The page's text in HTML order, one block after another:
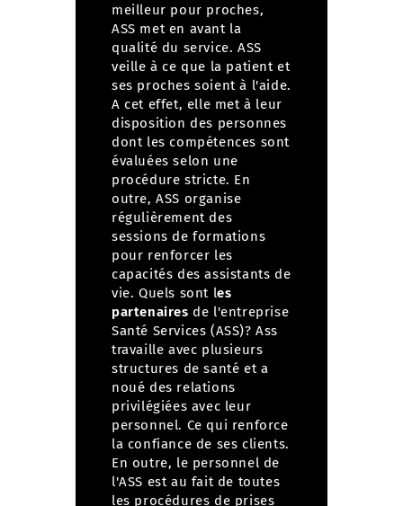
meilleur pour proches,
ASS met en avant la
qualité du service. ASS
veille à ce que la patient et
ses proches soient à l'aide.
A cet effet, elle met à leur
disposition des personnes
dont les compétences sont
évaluées selon une
procédure stricte. En
outre, ASS organise
régulièrement des
sessions de formations
pour renforcer les
capacités des assistants de
vie. Quels sont les
partenaires de l'entreprise
Santé Services (ASS)?Ass
travaille avec plusieurs
structures de santé et a
noué des relations
privilégiées avec leur
personnel. Ce qui renforce
la confiance de ses clients.
En outre, le personnel de
l'ASS est au fait de toutes
les procédures de prises